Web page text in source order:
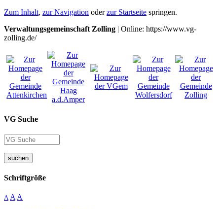
Zum Inhalt, zur Navigation oderzur Startseite springen.
Verwaltungsgemeinschaft Zolling | Online: https://www.vg-
zolling.de/
VG Suche
suchen
Schriftgröße
A A A